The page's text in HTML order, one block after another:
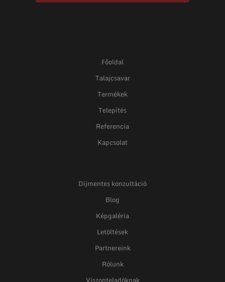
Főoldal
Talajcsavar
Termékek
Telepítés
Referencia
Kapcsolat
Díjmentes konzultáció
Blog
Képgaléria
Letöltések
Partnereink
Rólunk